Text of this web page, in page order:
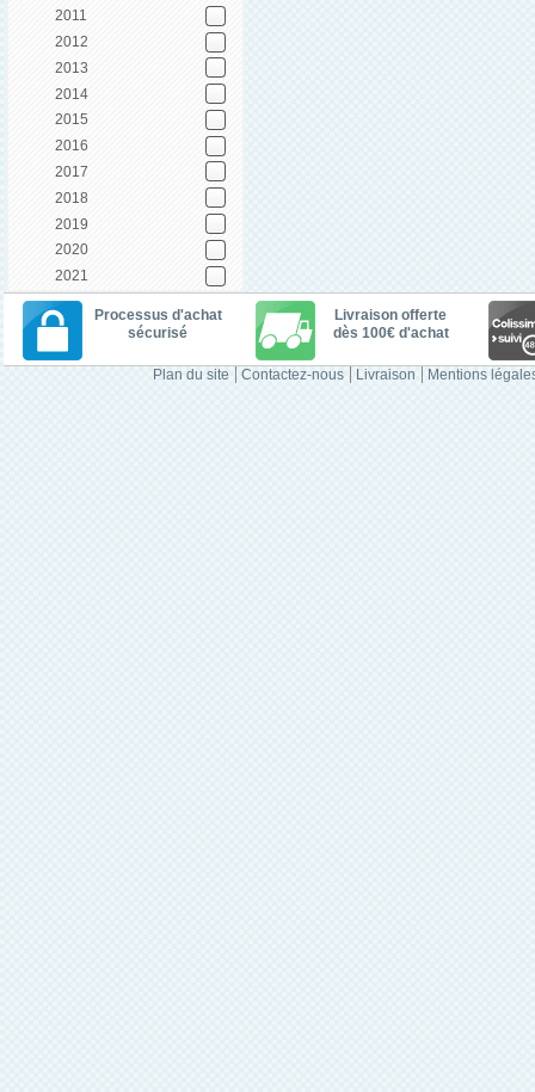
2011
2012
2013
2014
2015
2016
2017
2018
2019
2020
2021
Processus d'achat
sécurisé
Livraison offerte
dès 100€ d'achat
Plan du site Contactez-nous Livraison Mentions